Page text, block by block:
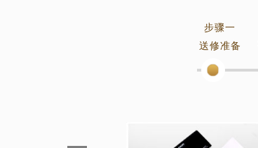
步骤一
送修准备